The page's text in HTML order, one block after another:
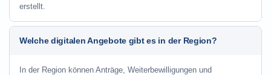
erstellt.
Welche digitalen Angebote gibt es in der Region?
In der Region können Anträge, Weiterbewilligungen und